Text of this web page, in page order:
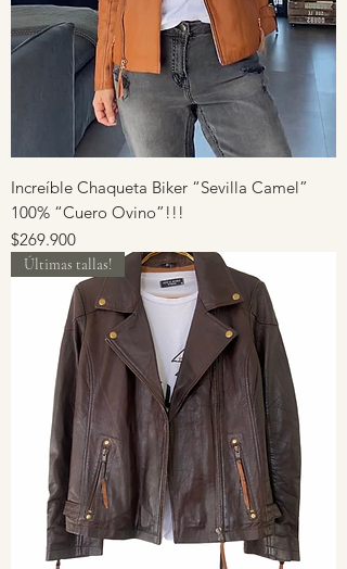
Increíble Chaqueta Biker “Sevilla Camel”
100% “Cuero Ovino”!!!
Precio
$269.900
Últimas tallas!